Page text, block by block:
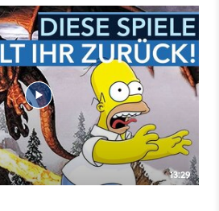
radioaktivem Toast beschießen.
Adventure
Interplay Entertainment
13:29